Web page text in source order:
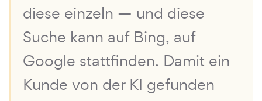
diese einzeln — und diese
Suche kann auf Bing, auf
Google stattfinden. Damit ein
Kunde von der KI gefunden